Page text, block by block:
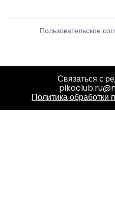
Пользовательское
Связаться с
Политика обработки